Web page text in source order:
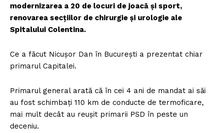
modernizarea a 20 de locuri de joacă și sport,
renovarea secțiilor de chirurgie și urologie ale
Spitalului Colentina.
Ce a făcut Nicușor Dan în București a prezentat chiar
primarul Capitalei.
Primarul general arată că în cei 4 ani de mandat ai săi
au fost schimbați 110 km de conducte de termoficare,
mai mult decât au reușit primarii PSD în peste un
deceniu.